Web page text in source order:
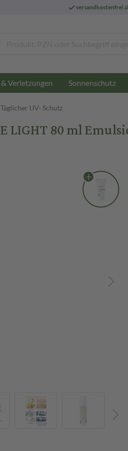
versandkostenfrei
Verletzungen Sonnenschutz
UV- Schutz
LIGHT 80 ml